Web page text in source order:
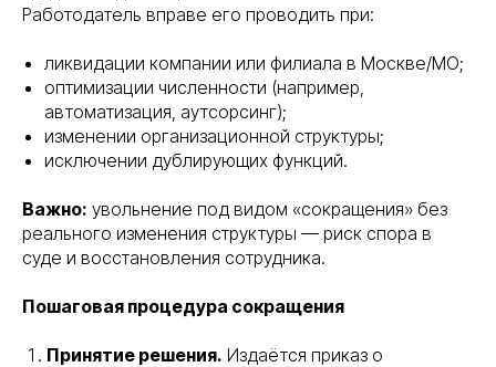
Работодатель вправе его проводить при:
ликвидации компании или филиала в Москве/МО;
оптимизации численности (например,
автоматизация, аутсорсинг);
изменении организационной структуры;
исключении дублирующих функций.
Важно: увольнение под видом «сокращения» без
реального изменения структуры — риск спора в
суде и восстановления сотрудника.
Пошаговая процедура сокращения
Принятие решения. Издаётся приказ о